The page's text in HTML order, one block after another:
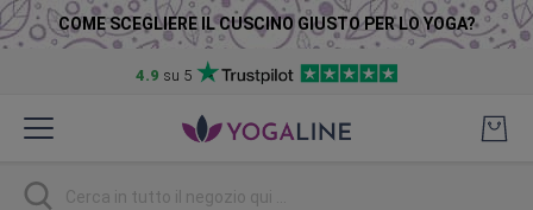
COME SCEGLIERE IL CUSCINO GIUSTO PER LO YOGA?
4.9 su 5
al
Ricerca